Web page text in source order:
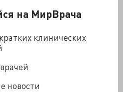
на МирВрача
клинических
новости
Участники: Хасина А.В.,
Д.Н. и Токарев А.С.cture"
образование